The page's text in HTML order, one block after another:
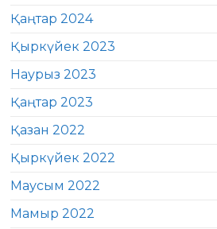
Қаңтар 2024
Қыркүйек 2023
Наурыз 2023
Қаңтар 2023
Қазан 2022
Қыркүйек 2022
Маусым 2022
Мамыр 2022